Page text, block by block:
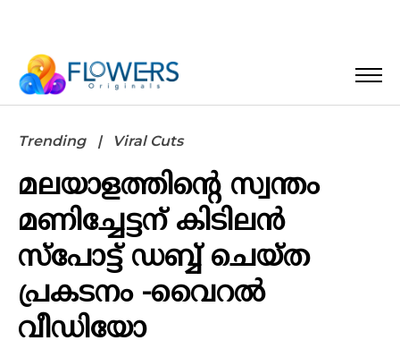
Trending Viral Cuts
മലയാളത്തിന്റെ സ്വന്തം
മണിച്ചേട്ടന് കിടിലൻ
സ്പോട്ട് ഡബ്ബ് ചെയ്ത
പ്രകടനം -വൈറൽ
വീഡിയോ